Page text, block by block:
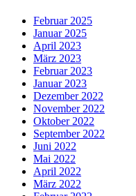
Februar 2025
Januar 2025
April 2023
März 2023
Februar 2023
Januar 2023
Dezember 2022
November 2022
Oktober 2022
September 2022
Juni 2022
Mai 2022
April 2022
März 2022